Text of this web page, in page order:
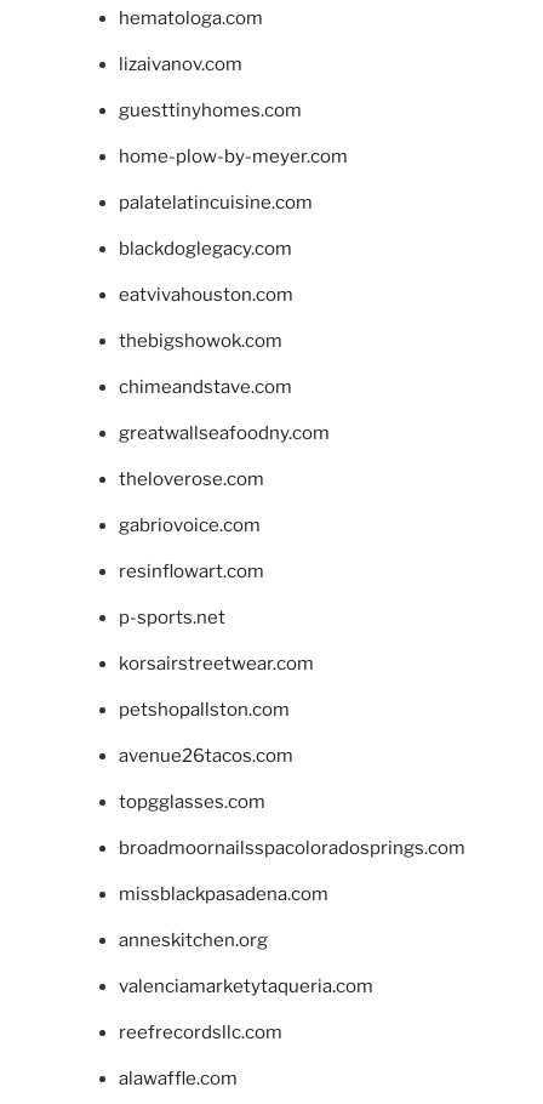
hematologa.com
lizaivanov.com
guesttinyhomes.com
home-plow-by-meyer.com
palatelatincuisine.com
blackdoglegacy.com
eatvivahouston.com
thebigshowok.com
chimeandstave.com
greatwallseafoodny.com
theloverose.com
gabriovoice.com
resinflowart.com
p-sports.net
korsairstreetwear.com
petshopallston.com
avenue26tacos.com
topgglasses.com
broadmoornailsspacoloradosprings.com
missblackpasadena.com
anneskitchen.org
valenciamarketytaqueria.com
reefrecordsllc.com
alawaffle.com